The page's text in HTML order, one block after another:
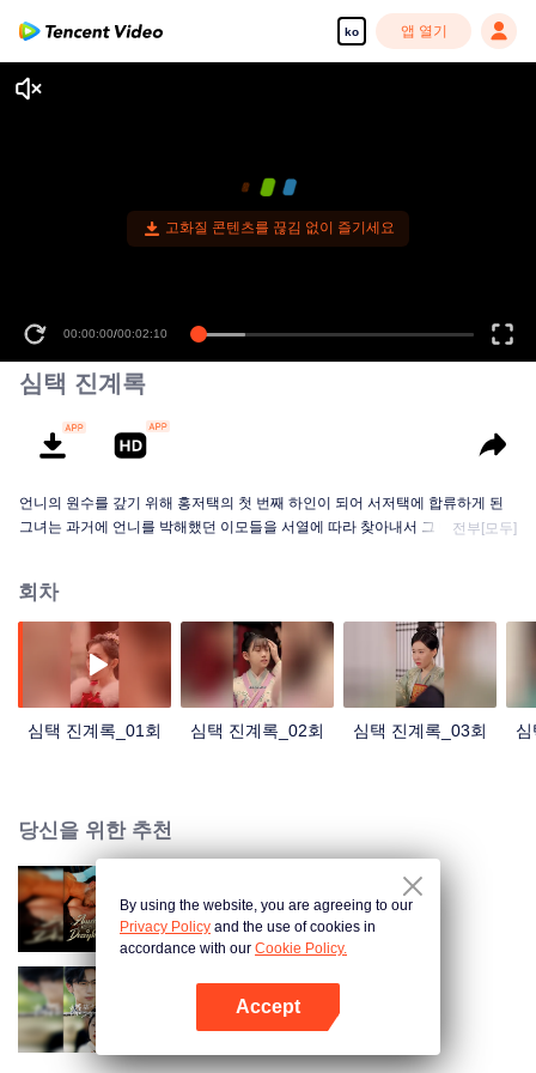
ko 앱 열기
고화질 콘텐츠를 끊김 없이 즐기세요
00:00:00/00:02:10
심택 진계록
언니의 원수를 갚기 위해 홍저택의 첫 번째 하인이 되어 서저택에 합류하게 된
그녀는 과거에 언니를 박해했던 이모들을 서열에 따라 찾아내서 그 대가를 치르
전부[모두]
회차
심택 진계록_01회 심택 진계록_02회 심택 진계록_03회
당신을 위한 추천
사라진 아내를 구속한다
노점상 10년의 재벌가 영애
By using the website, you are agreeing to our
Privacy Policy and the use of cookies in
accordance with our Cookie Policy.
Accept